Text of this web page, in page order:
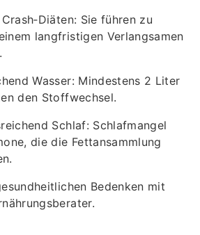
Sie führen zu
langfristigen Verlangsamen
Wasser: Mindestens 2 Liter
den Stoffwechsel.
Schlaf: Schlafmangel
die die Fettansammlung
Bedenken mit